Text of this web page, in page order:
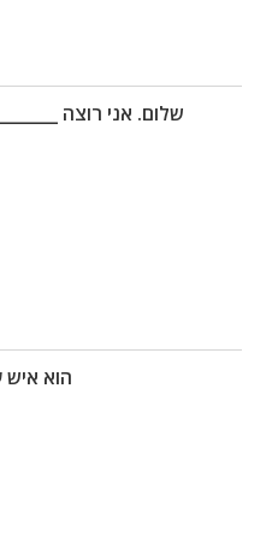
9. .הוא